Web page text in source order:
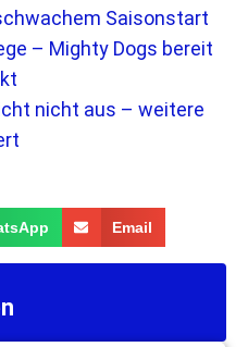
Saisonstart
– Mighty Dogs bereit
nicht aus – weitere
Email